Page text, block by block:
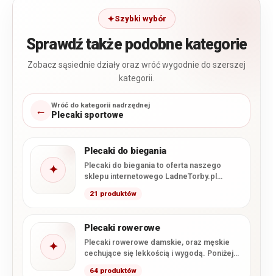
Szybki wybór
Sprawdź także podobne kategorie
Zobacz sąsiednie działy oraz wróć wygodnie do szerszej
kategorii.
← Wróć do kategorii nadrzędnej
Plecaki sportowe
✦
Plecaki do biegania
Plecaki do biegania to oferta naszego
sklepu internetowego LadneTorby.pl
najważniejszy parametr…
21 produktów
✦
Plecaki rowerowe
Plecaki rowerowe damskie, oraz męskie
cechujące się lekkością i wygodą. Poniżej
64 produktów